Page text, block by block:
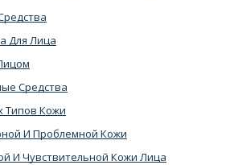
Для Лица
Средства
Типов Кожи
И Проблемной Кожи
И Чувствительной Кожи Лица